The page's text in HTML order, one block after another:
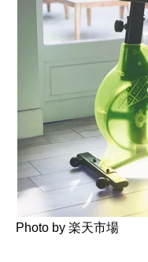
Photo by 楽天市場